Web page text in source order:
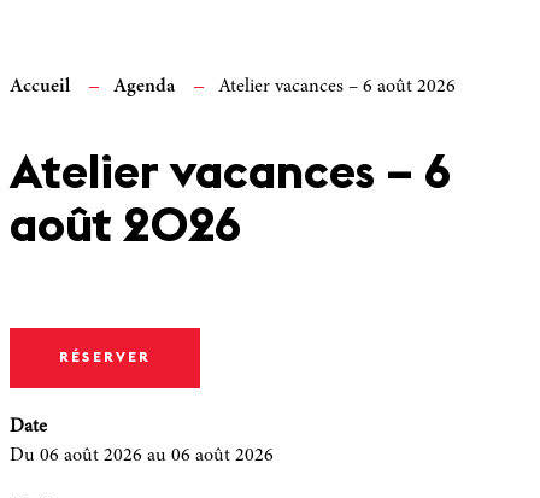
Accueil Agenda Atelier vacances – 6 août 2026
Atelier vacances – 6
août 2026
RÉSERVER
Date
Du 06 août 2026 au 06 août 2026